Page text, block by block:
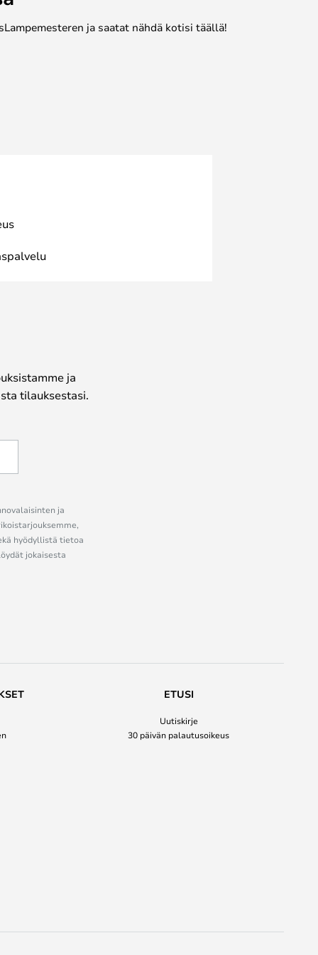
ja saatat nähdä kotisi täällä!
ja
tilauksestasi.
ja
hyödyllistä tietoa
jokaisesta
ETUSI
Uutiskirje
30 päivän palautusoikeus